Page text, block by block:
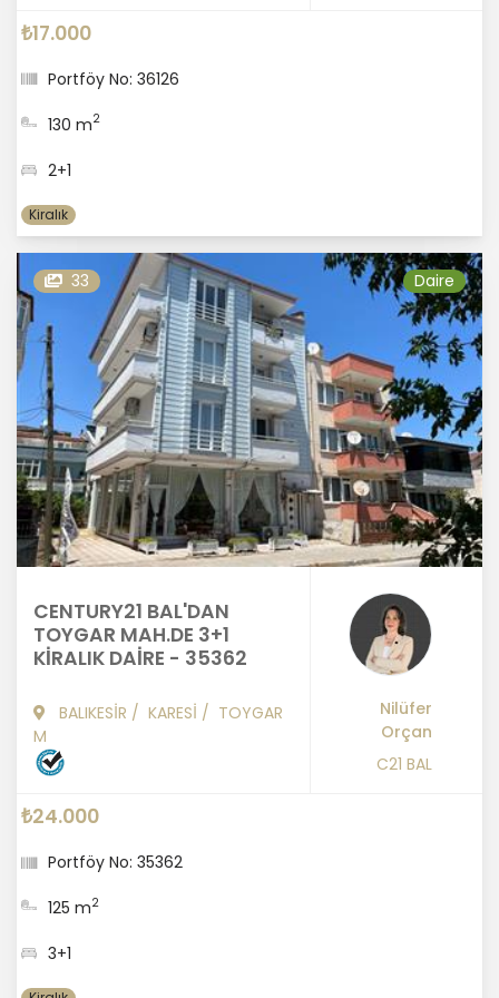
₺17.000
Portföy No: 36126
130 m2
2+1
Kiralık
33 Daire
CENTURY21 BAL'DAN
TOYGAR MAH.DE 3+1
KİRALIK DAİRE - 35362
BALIKESİR / KARESİ / TOYGAR
M
Nilüfer
Orçan
C21 BAL
₺24.000
Portföy No: 35362
125 m2
3+1